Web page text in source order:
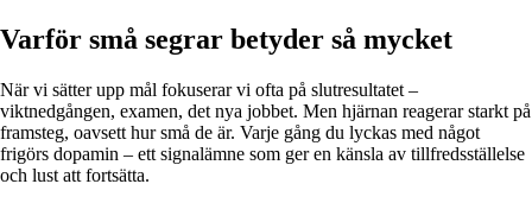
Varför små segrar betyder så mycket
När vi sätter upp mål fokuserar vi ofta på slutresultatet –
viktnedgången, examen, det nya jobbet. Men hjärnan reagerar starkt på
framsteg, oavsett hur små de är. Varje gång du lyckas med något
frigörs dopamin – ett signalämne som ger en känsla av tillfredsställelse
och lust att fortsätta.